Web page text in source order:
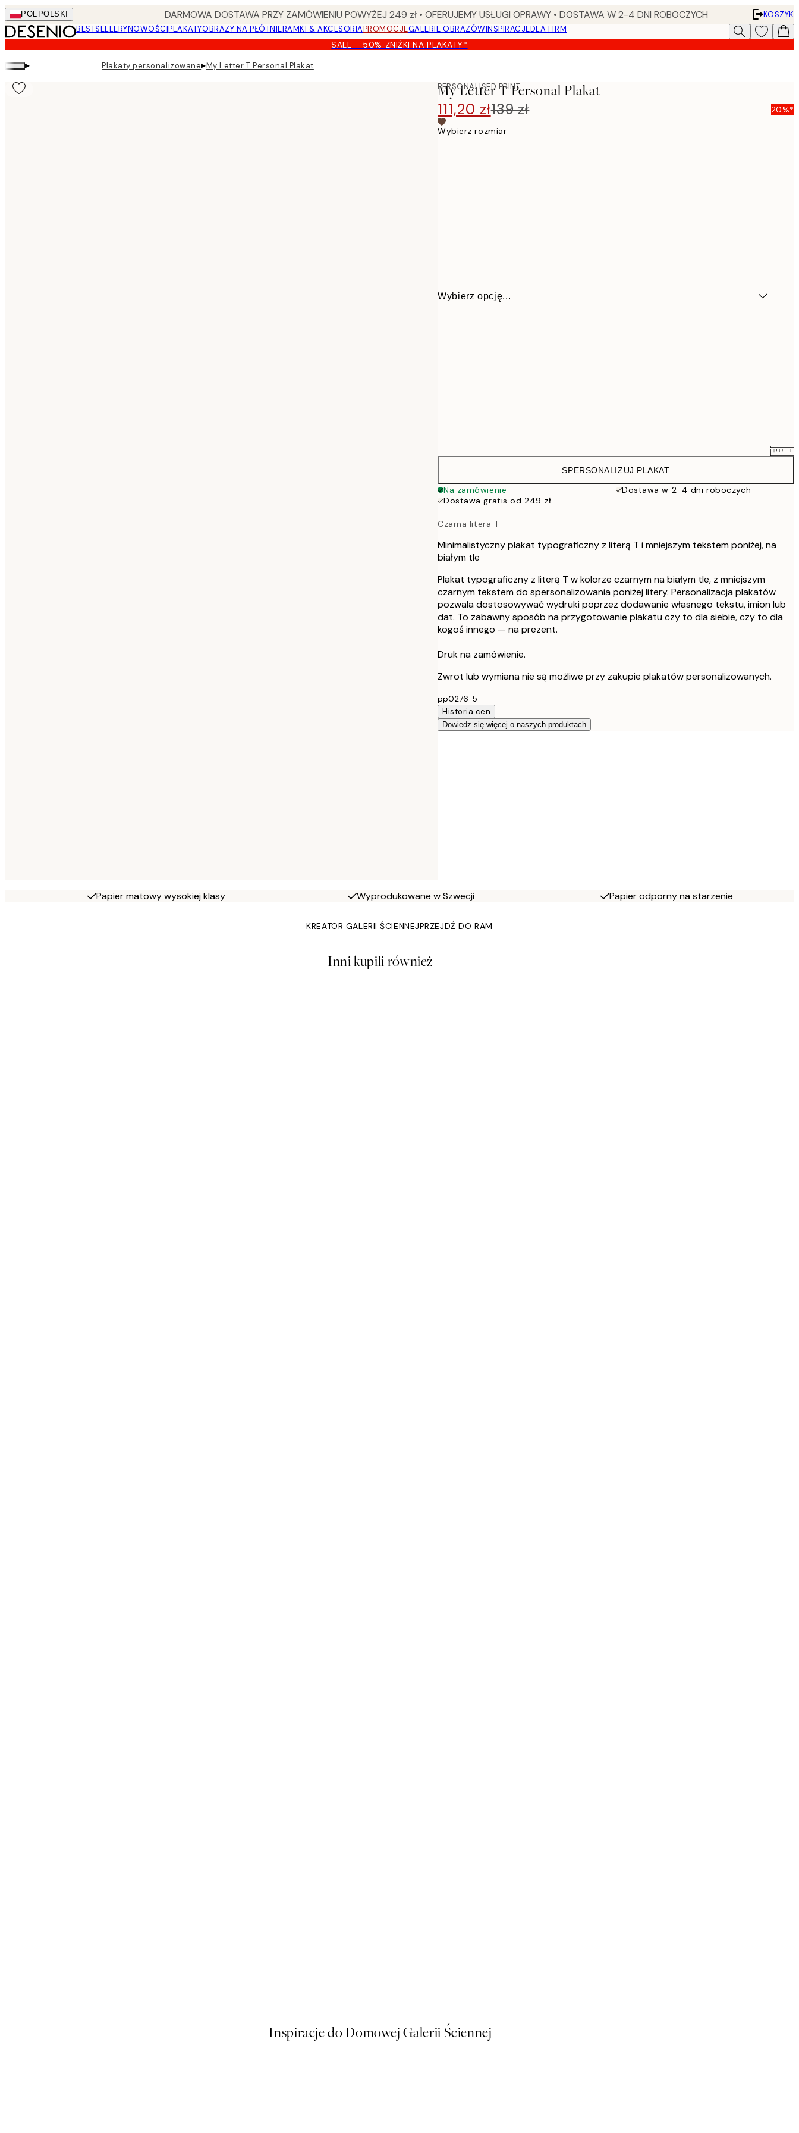
Skip
to
main
content.
POL POLSKI DARMOWA DOSTAWA PRZY ZAMÓWIENIU POWYŻEJ 249 zł • OFERUJEMY USŁUGI OPRAWY • DOSTAWA W 2-4 DNI ROBOCZYCH
KOSZYK
BESTSELLERYNOWOŚCIPLAKATYOBRAZY NA PŁÓTNIERAMKI & AKCESORIAPROMOCJEGALERIE OBRAZÓWINSPIRACJEDLA FIRM
SALE - 50% ZNIŻKI NA PLAKATY*
▸ Plakaty personalizowane▸My Letter T Personal Plakat
PERSONALISED PRINT
My Letter T Personal Plakat
111,20 zł139 zł 20%*
Wybierz rozmiar
Wybierz opcję...
139 zł
50x70 cm
169 zł
SPERSONALIZUJ PLAKAT
Na zamówienie
Dostawa w 2-4 dni roboczych
Dostawa gratis od 249 zł
Czarna litera T
Minimalistyczny plakat typograficzny z literą T i mniejszym tekstem poniżej, na
białym tle
Plakat typograficzny z literą T w kolorze czarnym na białym tle, z mniejszym
czarnym tekstem do spersonalizowania poniżej litery. Personalizacja plakatów
pozwala dostosowywać wydruki poprzez dodawanie własnego tekstu, imion lub
dat. To zabawny sposób na przygotowanie plakatu czy to dla siebie, czy to dla
kogoś innego — na prezent.
Druk na zamówienie.
Zwrot lub wymiana nie są możliwe przy zakupie plakatów personalizowanych.
pp0276-5
Historia cen
Dowiedz się więcej o naszych produktach
Papier matowy wysokiej klasy Wyprodukowane w Szwecji Papier odporny na starzenie
KREATOR GALERII ŚCIENNEJPRZEJDŹ DO RAM
Inni kupili również
Inspiracje do Domowej Galerii Ściennej